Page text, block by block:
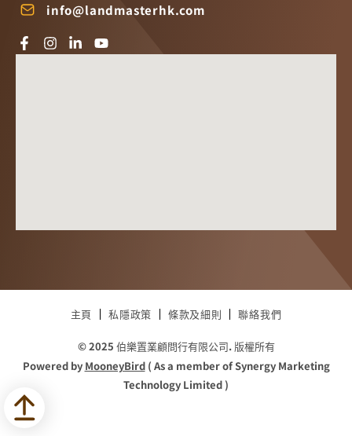
info@landmasterhk.com
主頁 私隱政策 條款及細則 聯絡我們
© 2025 伯樂置業顧問行有限公司. 版權所有
Powered by MooneyBird( As a member of Synergy Marketing
Technology Limited )